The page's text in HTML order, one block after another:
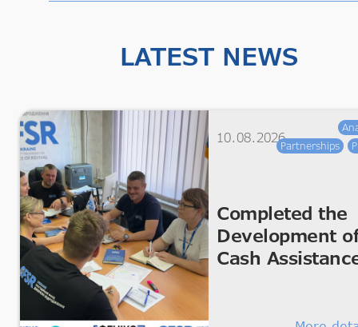
LATEST NEWS
10.08.2026
Partnerships
Completed the
Development
Cash